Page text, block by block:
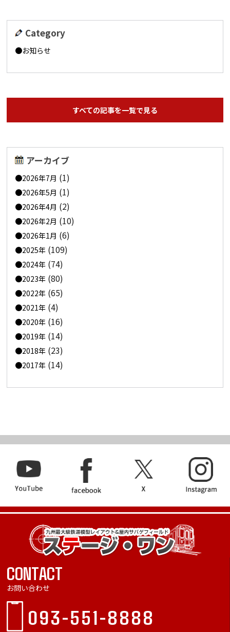
Category
お知らせ
すべての記事を一覧で見る
アーカイブ
2026年7月 (1)
2026年5月 (1)
2026年4月 (2)
2026年2月 (10)
2026年1月 (6)
2025年 (109)
2024年 (74)
2023年 (80)
2022年 (65)
2021年 (4)
2020年 (16)
2019年 (14)
2018年 (23)
2017年 (14)
CONTACT
お問い合わせ
093-551-8888